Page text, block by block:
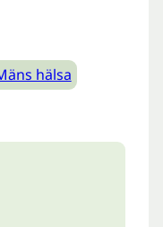
hälsa